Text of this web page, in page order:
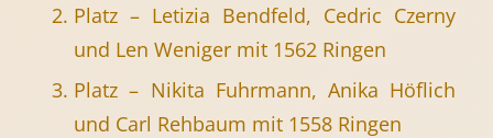
Platz – Letizia Bendfeld, Cedric Czerny
und Len Weniger mit 1562 Ringen
Platz – Nikita Fuhrmann, Anika Höflich
und Carl Rehbaum mit 1558 Ringen